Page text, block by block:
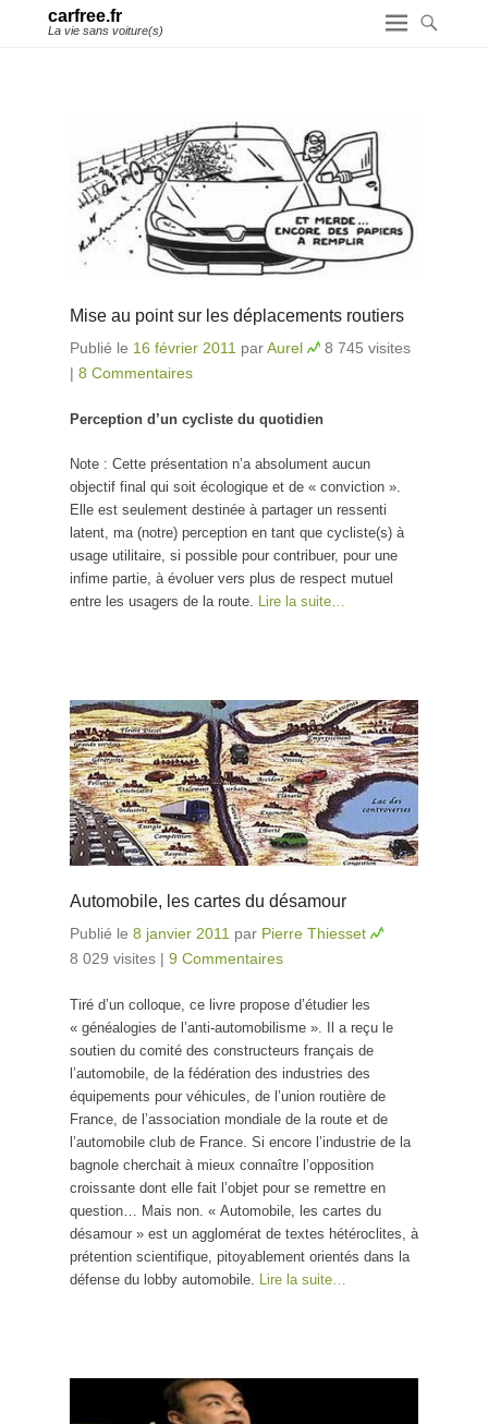
carfree.fr
La vie sans voiture(s)
Mise au point sur les déplacements routiers
Publié le 16 février 2011 parAurel
8 745 visites
| 8 Commentaires
Perception d’un cycliste du quotidien
Note : Cette présentation n’a absolument aucun
objectif final qui soit écologique et de « conviction ».
Elle est seulement destinée à partager un ressenti
latent, ma (notre) perception en tant que cycliste(s) à
usage utilitaire, si possible pour contribuer, pour une
infime partie, à évoluer vers plus de respect mutuel
entre les usagers de la route. Lire la suite…
Automobile, les cartes du désamour
Publié le 8 janvier 2011 par Pierre Thiesset
8 029 visites | 9 Commentaires
Tiré d’un colloque, ce livre propose d’étudier les
« généalogies de l’anti-automobilisme ». Il a reçu le
soutien du comité des constructeurs français de
l’automobile, de la fédération des industries des
équipements pour véhicules, de l’union routière de
France, de l’association mondiale de la route et de
l’automobile club de France. Si encore l’industrie de la
bagnole cherchait à mieux connaître l’opposition
croissante dont elle fait l’objet pour se remettre en
question… Mais non. « Automobile, les cartes du
désamour » est un agglomérat de textes hétéroclites, à
prétention scientifique, pitoyablement orientés dans la
défense du lobby automobile. Lire la suite…